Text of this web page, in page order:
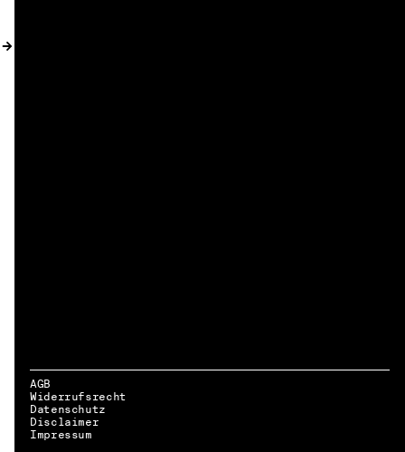
DE → EN
AGB
Widerrufsrecht
Datenschutz
Disclaimer
Impressum